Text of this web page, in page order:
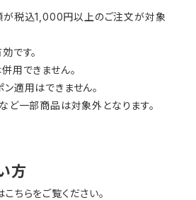
が税込1,000円以上のご注文が対象
です。
用できません。
適用はできません。
ど一部商品は対象外となります。
方
ちらをご覧ください。